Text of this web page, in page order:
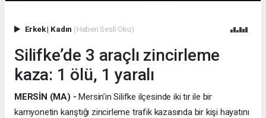
Erkek| Kadın (Haberi Sesli Oku)
Silifke’de 3 araçlı zincirleme
kaza: 1 ölü, 1 yaralı
MERSİN (MA) - Mersin’in Silifke ilçesinde iki tır ile bir
kamyonetin karıştığı zincirleme trafik kazasında bir kişi hayatını